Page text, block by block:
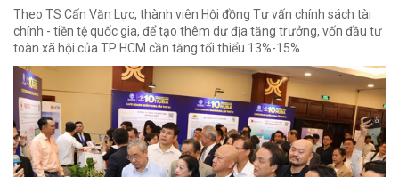
Theo TS Cấn Văn Lực, thành viên Hội đồng Tư vấn chính sách tài
chính - tiền tệ quốc gia, để tạo thêm dư địa tăng trưởng, vốn đầu tư
toàn xã hội của TP HCM cần tăng tối thiểu 13%-15%.